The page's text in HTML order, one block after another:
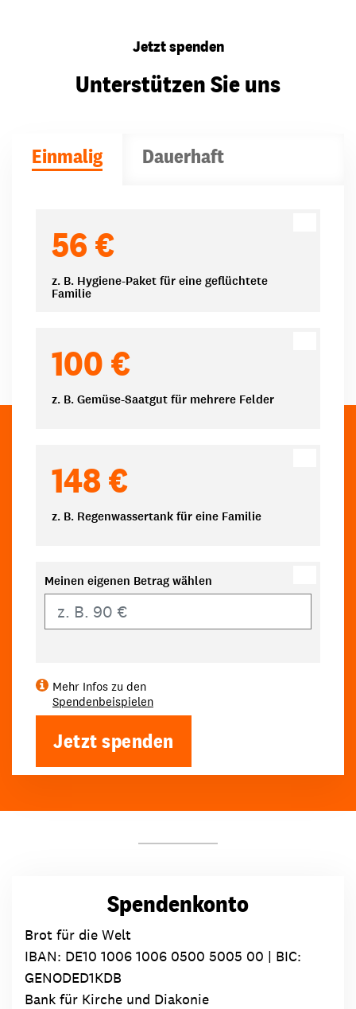
Jetzt spenden
Unterstützen Sie uns
Einmalig Dauerhaft
56 €
z. B. Hygiene-Paket für eine geflüchtete
Familie
100 €
z. B. Gemüse-Saatgut für mehrere Felder
148 €
z. B. Regenwassertank für eine Familie
Meinen eigenen Betrag wählen
Mehr Infos zu den
Spendenbeispielen
Jetzt spenden
Spendenkonto
Brot für die Welt
IBAN: DE10 1006 1006 0500 5005 00 | BIC:
GENODED1KDB
Bank für Kirche und Diakonie